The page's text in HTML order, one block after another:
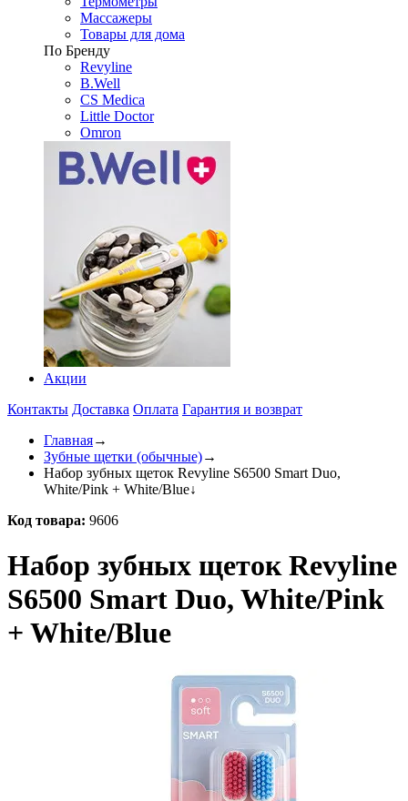
Массажеры
Товары для дома
По Бренду
Revyline
B.Well
CS Medica
Little Doctor
Omron
Акции
Контакты Доставка Оплата Гарантия и возврат
Главная→
Зубные щетки (обычные)→
Набор зубных щеток Revyline S6500 Smart Duo,
White/Pink + White/Blue↓
Код товара: 9606
Набор зубных щеток Revyline
S6500 Smart Duo, White/Pink
+ White/Blue